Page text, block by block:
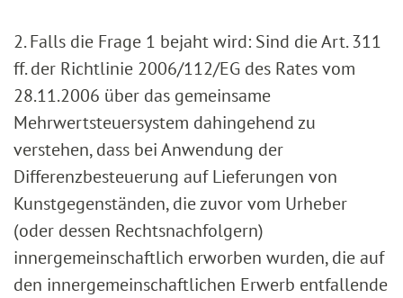
2. Falls die Frage 1 bejaht wird: Sind die Art. 311
ff. der Richtlinie 2006/112/EG des Rates vom
28.11.2006 über das gemeinsame
Mehrwertsteuersystem dahingehend zu
verstehen, dass bei Anwendung der
Differenzbesteuerung auf Lieferungen von
Kunstgegenständen, die zuvor vom Urheber
(oder dessen Rechtsnachfolgern)
innergemeinschaftlich erworben wurden, die auf
den innergemeinschaftlichen Erwerb entfallende